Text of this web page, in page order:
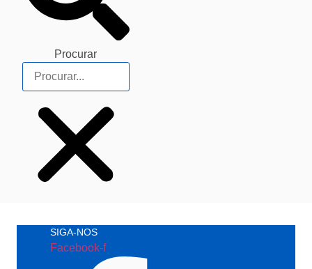
Procurar
SIGA-NOS
Facebook-f